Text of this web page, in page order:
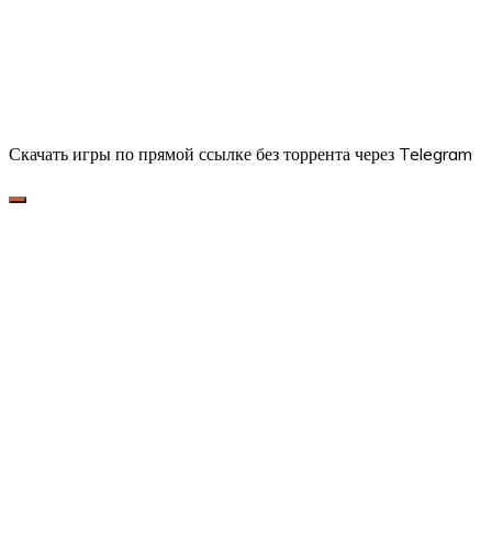
Скачать игры по прямой ссылке без торрента через Telegram